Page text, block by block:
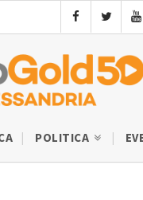
POLITICA